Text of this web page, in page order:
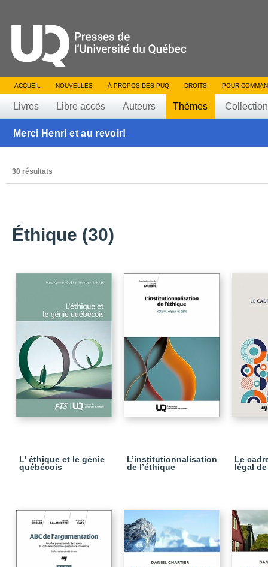
ACCUEIL NOUVELLES À PROPOS DES PUQ DROITS POUR
Livres Libre accès Auteurs Thèmes
Merci Henri et au revoir!
30 résultats
Éthique (30)
L' éthique et le génie
québécois
L’institutionnalisation
de l’éthique
Le
légal